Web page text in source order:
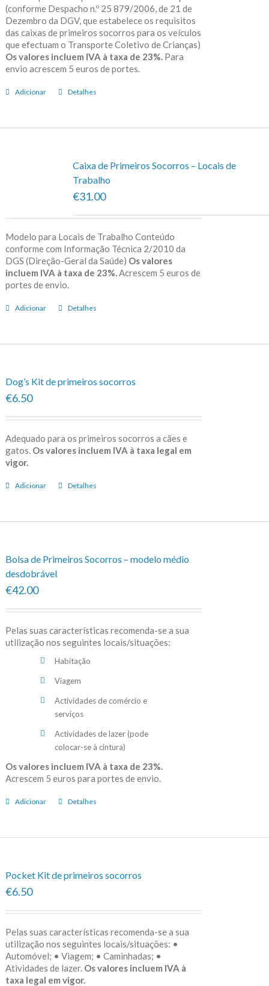
(conforme Despacho n.º 25 879/2006, de 21 de
Dezembro da DGV, que estabelece os requisitos
das caixas de primeiros socorros para os veículos
que efectuam o Transporte Coletivo de Crianças)
Os valores incluem IVA à taxa de 23%. Para
envio acrescem 5 euros de portes.
Adicionar Detalhes
Caixa de Primeiros Socorros – Locais de
Trabalho
€31.00
Modelo para Locais de Trabalho Conteúdo
conforme com Informação Técnica 2/2010 da
DGS (Direção-Geral da Saúde) Os valores
incluem IVA à taxa de 23%. Acrescem 5 euros de
portes de envio.
Adicionar Detalhes
Dog’s Kit de primeiros socorros
€6.50
Adequado para os primeiros socorros a cães e
gatos. Os valores incluem IVA à taxa legal em
vigor.
Adicionar Detalhes
Bolsa de Primeiros Socorros – modelo médio
desdobrável
€42.00
Pelas suas características recomenda-se a sua
utilização nos seguintes locais/situações:
Habitação
Viagem
Actividades de comércio e
serviços
Actividades de lazer (pode
colocar-se à cintura)
Os valores incluem IVA à taxa de 23%.
Acrescem 5 euros para portes de envio.
Adicionar Detalhes
Pocket Kit de primeiros socorros
€6.50
Pelas suas características recomenda-se a sua
utilização nos seguintes locais/situações: •
Automóvel; • Viagem; • Caminhadas; •
Atividades de lazer. Os valores incluem IVA à
taxa legal em vigor.